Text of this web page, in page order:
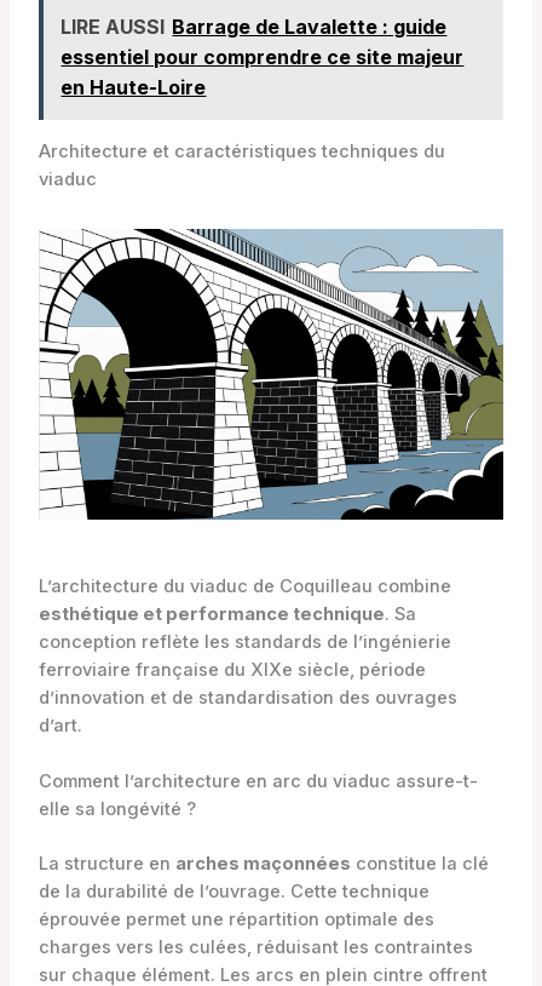
LIRE AUSSI Barrage de Lavalette : guide
essentiel pour comprendre ce site majeur
en Haute-Loire
Architecture et caractéristiques techniques du
viaduc
L’architecture du viaduc de Coquilleau combine
esthétique et performance technique. Sa
conception reflète les standards de l’ingénierie
ferroviaire française du XIXe siècle, période
d’innovation et de standardisation des ouvrages
d’art.
Comment l’architecture en arc du viaduc assure-t-
elle sa longévité ?
La structure en arches maçonnées constitue la clé
de la durabilité de l’ouvrage. Cette technique
éprouvée permet une répartition optimale des
charges vers les culées, réduisant les contraintes
sur chaque élément. Les arcs en plein cintre offrent